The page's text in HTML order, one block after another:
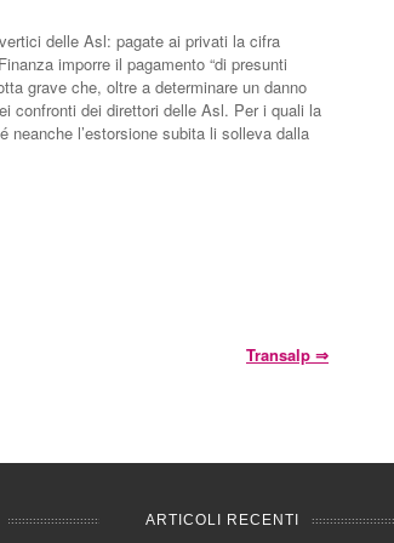
delle Asl: pagate ai privati la cifra
imporre il pagamento “di presunti
grave che, oltre a determinare un danno
confronti dei direttori delle Asl. Per i quali la
neanche l’estorsione subita li solleva dalla
Transalp ⇒
ARTICOLI RECENTI